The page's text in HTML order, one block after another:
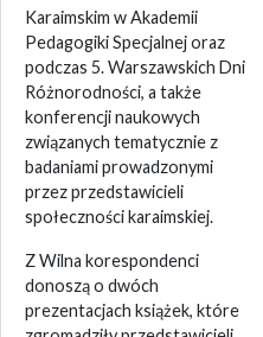
Karaimskim w Akademii
Pedagogiki Specjalnej oraz
podczas 5. Warszawskich Dni
Różnorodności, a także
konferencji naukowych
związanych tematycznie z
badaniami prowadzonymi
przez przedstawicieli
społeczności karaimskiej.
Z Wilna korespondenci
donoszą o dwóch
prezentacjach książek, które